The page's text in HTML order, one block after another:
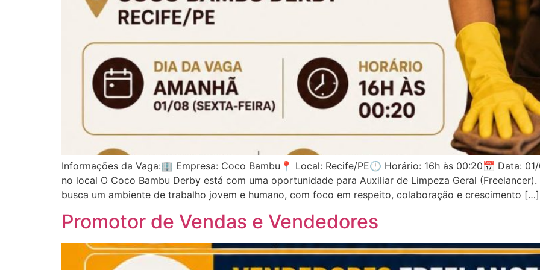
Informações da Vaga:🏢 Empresa: Coco Bambu📍 Local: Recife/PE🕒 Horário: 16h às 00:20📅 Data:
no local O Coco Bambu Derby está com uma oportunidade para Auxiliar de Limpeza Geral
busca um ambiente de trabalho jovem e humano, com foco em respeito, colaboração e crescimento […]
Promotor de Vendas e Vendedores